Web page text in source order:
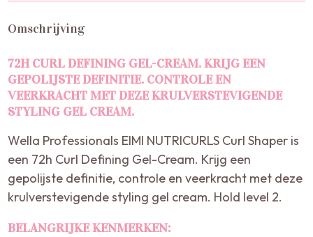
Omschrijving
72H CURL DEFINING GEL-CREAM. KRIJG EEN
GEPOLIJSTE DEFINITIE. CONTROLE EN
VEERKRACHT MET DEZE KRULVERSTEVIGENDE
STYLING GEL CREAM.
Wella Professionals EIMI NUTRICURLS Curl Shaper is
een 72h Curl Defining Gel-Cream. Krijg een
gepolijste definitie, controle en veerkracht met deze
krulverstevigende styling gel cream. Hold level 2.
BELANGRIJKE KENMERKEN: